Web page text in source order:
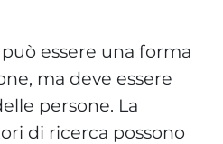
essere una forma
ma deve essere
persone. La
di ricerca possono